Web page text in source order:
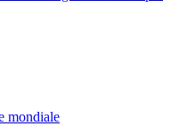
mondiale